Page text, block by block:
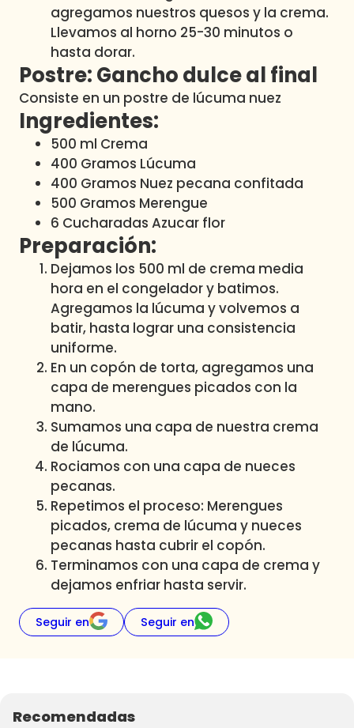
agregamos nuestros quesos y la crema.
Llevamos al horno 25-30 minutos o
hasta dorar.
Postre: Gancho dulce al final
Consiste en un postre de lúcuma nuez
Ingredientes:
500 ml Crema
400 Gramos Lúcuma
400 Gramos Nuez pecana confitada
500 Gramos Merengue
6 Cucharadas Azucar flor
Preparación:
Dejamos los 500 ml de crema media
hora en el congelador y batimos.
Agregamos la lúcuma y volvemos a
batir, hasta lograr una consistencia
uniforme.
En un copón de torta, agregamos una
capa de merengues picados con la
mano.
Sumamos una capa de nuestra crema
de lúcuma.
Rociamos con una capa de nueces
pecanas.
Repetimos el proceso: Merengues
picados, crema de lúcuma y nueces
pecanas hasta cubrir el copón.
Terminamos con una capa de crema y
dejamos enfriar hasta servir.
Seguir en Seguir en
Recomendadas